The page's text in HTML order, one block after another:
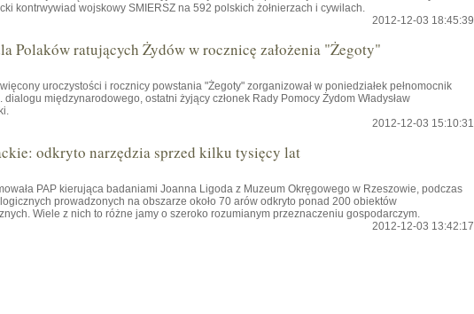
kontrwywiad wojskowy SMIERSZ na 592 polskich żołnierzach i cywilach.
2012-12-03 18:45:39
Polaków ratujących Żydów w rocznicę założenia "Żegoty"
uroczystości i rocznicy powstania "Żegoty" zorganizował w poniedziałek pełnomocnik
dialogu międzynarodowego, ostatni żyjący członek Rady Pomocy Żydom Władysław
2012-12-03 15:10:31
odkryto narzędzia sprzed kilku tysięcy lat
PAP kierująca badaniami Joanna Ligoda z Muzeum Okręgowego w Rzeszowie, podczas
prowadzonych na obszarze około 70 arów odkryto ponad 200 obiektów
Wiele z nich to różne jamy o szeroko rozumianym przeznaczeniu gospodarczym.
2012-12-03 13:42:17